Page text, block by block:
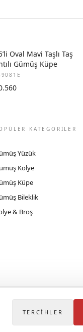
Oval Mavi Taşlı Taş
Gümüş Küpe
KATEGORİLER
Yüzük
Kolye
Küpe
Bileklik
& Broş
TERCIHLER